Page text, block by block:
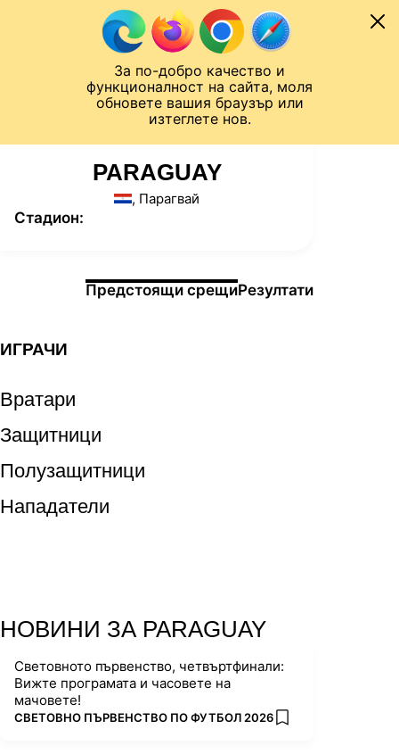
За по-добро качество и
функционалност на сайта, моля
обновете вашия браузър или
изтеглете нов.
Към съдържанието
Лига на Конференциите
СТАТИСТИКИ
PARAGUAY
, Парагвай
Стадион:
Информация за мачаПредстоящи срещиРезултати
ИГРАЧИ
Вратари
Защитници
Полузащитници
Нападатели
НОВИНИ ЗА PARAGUAY
Световното първенство, четвъртфинали:
Вижте програмата и часовете на
мачовете!
ПОВЕЧЕ ОТ
СВЕТОВНО ПЪРВЕНСТВО ПО ФУТБОЛ 2026 add favorites